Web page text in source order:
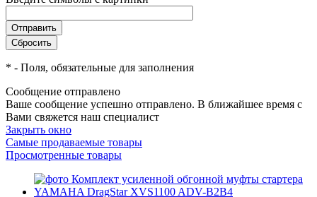
* - Поля, обязательные для заполнения
Сообщение отправлено
Ваше сообщение успешно отправлено. В ближайшее время с
Вами свяжется наш специалист
Закрыть окно
Самые продаваемые товары
Просмотренные товары